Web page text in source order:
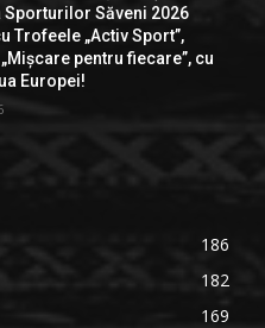
Sporturilor Săveni 2026
Trofeele „Activ Sport”,
pentru fiecare”, cu
Europei!
186
182
169